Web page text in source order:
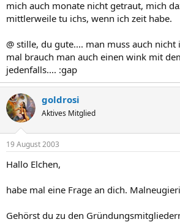
mich auch monate nicht getraut, mich
mittlerweile tu ichs, wenn ich zeit habe.
@ stille, du gute.... man muss auch
mal brauch man auch einen wink mit
jedenfalls.... :gap
goldrosi
Aktives Mitglied
19 August 2003
Hallo Elchen,
habe mal eine Frage an dich.
Gehörst du zu den Gründungsmitgliedern